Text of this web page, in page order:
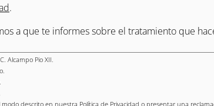
.
a que te informes sobre el tratamiento que
Alcampo Pio XII.
descrito en nuestra Política de Privacidad o presentar una